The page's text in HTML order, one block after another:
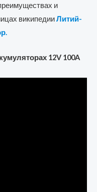
и
википедииЛитий-
12V 100A